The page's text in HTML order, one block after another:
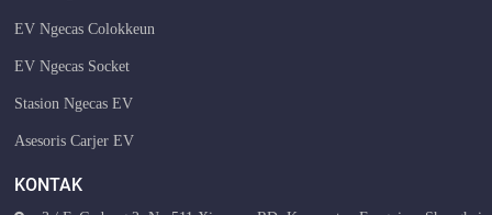
EV Ngecas Colokkeun
EV Ngecas Socket
Stasion Ngecas EV
Asesoris Carjer EV
KONTAK